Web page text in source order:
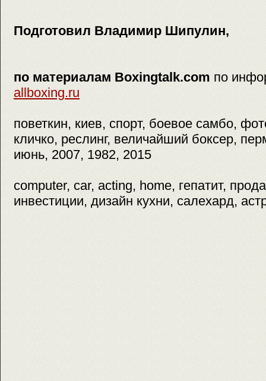
Подготовил Владимир Шипулин,
по материалам Boxingtalk.com по
allboxing.ru
поветкин, киев, спорт, боевое самбо,
кличко, реслинг, величайший боксер,
июнь, 2007, 1982, 2015
computer, car, acting, home, гепатит,
инвестиции, дизайн кухни, салехард,